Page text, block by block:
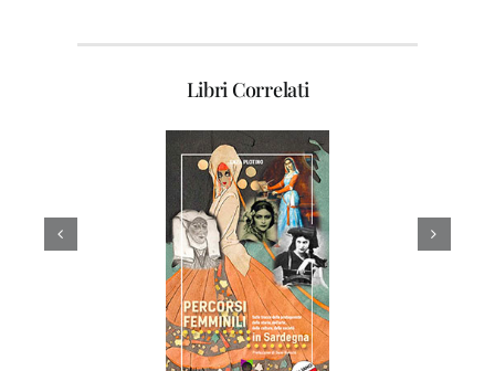
Libri Correlati